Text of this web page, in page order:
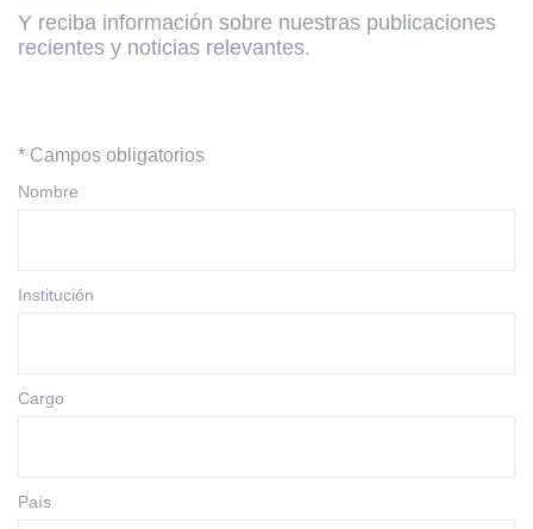
Y reciba información sobre nuestras publicaciones
recientes y noticias relevantes.
* Campos obligatorios
Nombre
Institución
Cargo
País